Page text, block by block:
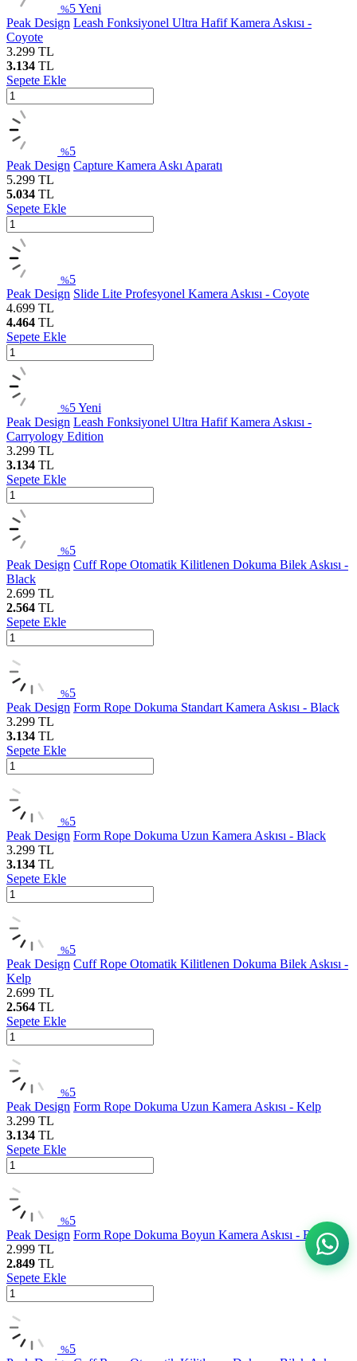
%5Yeni
Peak Design Leash Fonksiyonel Ultra Hafif Kamera Askısı -
Coyote
3.299 TL
3.134 TL
Sepete Ekle
%5
Peak Design Capture Kamera Askı Aparatı
5.299 TL
5.034 TL
Sepete Ekle
%5
Peak Design Slide Lite Profesyonel Kamera Askısı - Coyote
4.699 TL
4.464 TL
Sepete Ekle
%5Yeni
Peak Design Leash Fonksiyonel Ultra Hafif Kamera Askısı -
Carryology Edition
3.299 TL
3.134 TL
Sepete Ekle
%5
Peak Design Cuff Rope Otomatik Kilitlenen Dokuma Bilek Askısı -
Black
2.699 TL
2.564 TL
Sepete Ekle
%5
Peak Design Form Rope Dokuma Standart Kamera Askısı - Black
3.299 TL
3.134 TL
Sepete Ekle
%5
Peak Design Form Rope Dokuma Uzun Kamera Askısı - Black
3.299 TL
3.134 TL
Sepete Ekle
%5
Peak Design Cuff Rope Otomatik Kilitlenen Dokuma Bilek Askısı -
Kelp
2.699 TL
2.564 TL
Sepete Ekle
%5
Peak Design Form Rope Dokuma Uzun Kamera Askısı - Kelp
3.299 TL
3.134 TL
Sepete Ekle
%5
Peak Design Form Rope Dokuma Boyun Kamera Askısı - Black
2.999 TL
2.849 TL
Sepete Ekle
%5